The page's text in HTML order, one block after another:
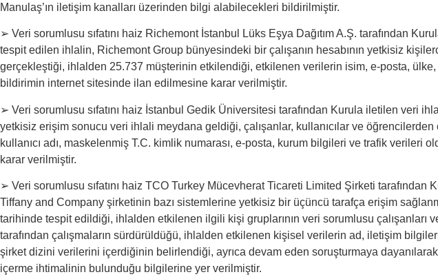
Manulaş’ın iletişim kanalları üzerinden bilgi alabilecekleri bildirilmiştir.
➢ Veri sorumlusu sıfatını haiz Richemont İstanbul Lüks Eşya Dağıtım A.Ş. tarafından
tespit edilen ihlalin, Richemont Group bünyesindeki bir çalışanın hesabının yetkisiz
gerçekleştiği, ihlalden 25.737 müşterinin etkilendiği, etkilenen verilerin isim, e-posta,
bildirimin internet sitesinde ilan edilmesine karar verilmiştir.
➢ Veri sorumlusu sıfatını haiz İstanbul Gedik Üniversitesi tarafından Kurula iletilen veri
yetkisiz erişim sonucu veri ihlali meydana geldiği, çalışanlar, kullanıcılar ve
kullanıcı adı, maskelenmiş T.C. kimlik numarası, e-posta, kurum bilgileri ve trafik
karar verilmiştir.
➢ Veri sorumlusu sıfatını haiz TCO Turkey Mücevherat Ticareti Limited Şirketi
Tiffany and Company şirketinin bazı sistemlerine yetkisiz bir üçüncü tarafça erişim
tarihinde tespit edildiği, ihlalden etkilenen ilgili kişi gruplarının veri sorumlusu
tarafından çalışmaların sürdürüldüğü, ihlalden etkilenen kişisel verilerin ad, iletişim
şirket dizini verilerini içerdiğinin belirlendiği, ayrıca devam eden soruşturmaya
içerme ihtimalinin bulunduğu bilgilerine yer verilmiştir.